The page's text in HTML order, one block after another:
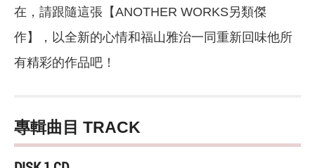
在，請跟隨這張【ANOTHER WORKS另類傑
作】，以全新的心情和福山雅治一同重新回味他所
有精彩的作品吧！
專輯曲目 TRACK